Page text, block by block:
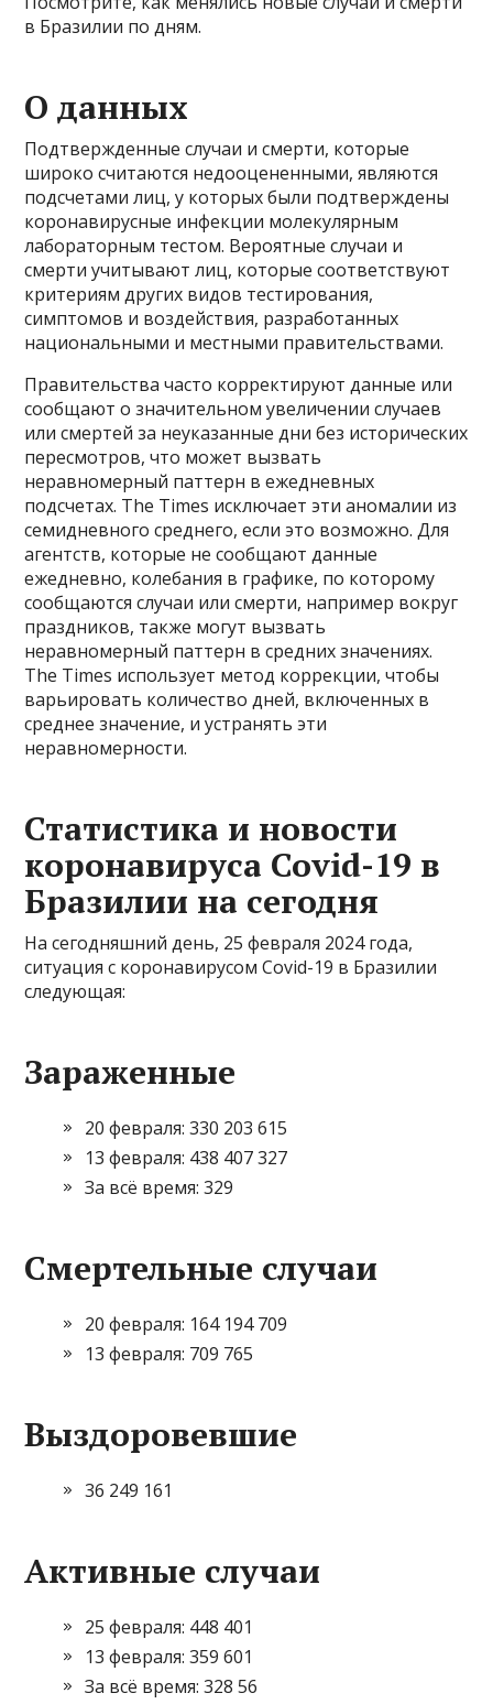
в Бразилии по дням.
О данных
Подтвержденные случаи и смерти, которые
широко считаются недооцененными, являются
подсчетами лиц, у которых были подтверждены
коронавирусные инфекции молекулярным
лабораторным тестом. Вероятные случаи и
смерти учитывают лиц, которые соответствуют
критериям других видов тестирования,
симптомов и воздействия, разработанных
национальными и местными правительствами.
Правительства часто корректируют данные или
сообщают о значительном увеличении случаев
или смертей за неуказанные дни без исторических
пересмотров, что может вызвать
неравномерный паттерн в ежедневных
подсчетах. The Times исключает эти аномалии из
семидневного среднего, если это возможно. Для
агентств, которые не сообщают данные
ежедневно, колебания в графике, по которому
сообщаются случаи или смерти, например вокруг
праздников, также могут вызвать
неравномерный паттерн в средних значениях.
The Times использует метод коррекции, чтобы
варьировать количество дней, включенных в
среднее значение, и устранять эти
неравномерности.
Статистика и новости
коронавируса Covid-19 в
Бразилии на сегодня
На сегодняшний день, 25 февраля 2024 года,
ситуация с коронавирусом Covid-19 в Бразилии
следующая:
Зараженные
20 февраля: 330 203 615
13 февраля: 438 407 327
За всё время: 329
Смертельные случаи
20 февраля: 164 194 709
13 февраля: 709 765
Выздоровевшие
36 249 161
Активные случаи
25 февраля: 448 401
13 февраля: 359 601
За всё время: 328 56